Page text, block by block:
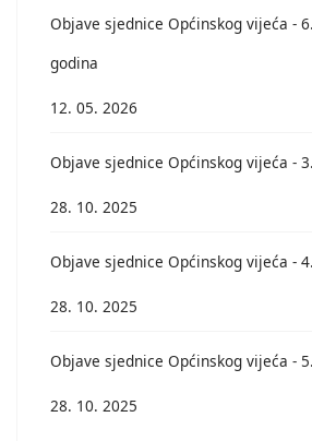
Objave sjednice Općinskog vijeća -
godina
12. 05. 2026
Objave sjednice Općinskog vijeća -
28. 10. 2025
Objave sjednice Općinskog vijeća -
28. 10. 2025
Objave sjednice Općinskog vijeća -
28. 10. 2025